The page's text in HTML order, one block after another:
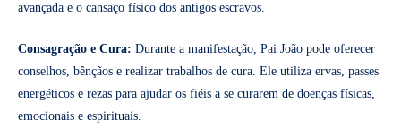
avançada e o cansaço físico dos antigos escravos.
Consagração e Cura: Durante a manifestação, Pai João pode oferecer
conselhos, bênçãos e realizar trabalhos de cura. Ele utiliza ervas, passes
energéticos e rezas para ajudar os fiéis a se curarem de doenças físicas,
emocionais e espirituais.